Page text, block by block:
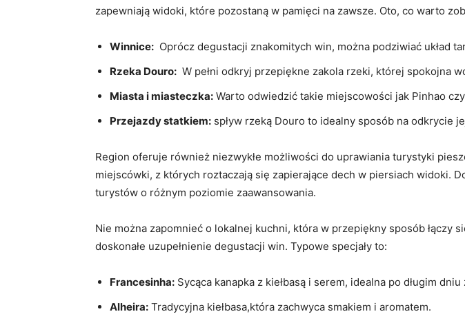
zapewniają widoki, które pozostaną w pamięci‍ na zawsze. ⁢Oto, ⁣co warto
Winnice:
Oprócz⁣ degustacji ⁣znakomitych win,⁤ można podziwiać układ
Rzeka Douro:
W pełni ‌odkryj przepiękne ⁣zakola rzeki, której spokojna
Miasta ⁢i miasteczka: ‌Warto odwiedzić ‌takie⁢ miejscowości jak​ Pinhao
Przejazdy statkiem: spływ rzeką​ Douro to idealny sposób‌ na odkrycie
Region oferuje również niezwykłe możliwości do‍ uprawiania turystyki
⁤miejscówki, z których roztaczają się⁢ zapierające dech⁣ w piersiach widoki.⁢
turystów⁣ o różnym poziomie ‍zaawansowania.
Nie można⁢ zapomnieć ⁢o‌ lokalnej kuchni, która w przepiękny sposób
doskonałe uzupełnienie degustacji win. ⁤Typowe specjały⁤ to:
Francesinha: ⁢Sycąca kanapka z kiełbasą i serem, idealna po długim
Alheira: Tradycyjna kiełbasa,która zachwyca⁤ smakiem i⁣ aromatem.